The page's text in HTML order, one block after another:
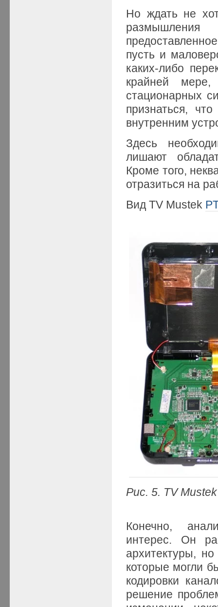
Но ждать не
пусть и
каких-либо
крайней
стационарных
признаться,
внутренним
Здесь
лишают
Кроме того,
отразиться на
Вид TV Mustek
Рис. 5. TV
Конечно,
интерес. Он
архитектуры,
которые могли
кодировки
решение